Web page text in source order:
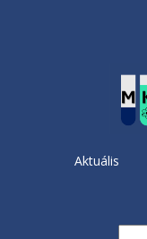
Aktuális